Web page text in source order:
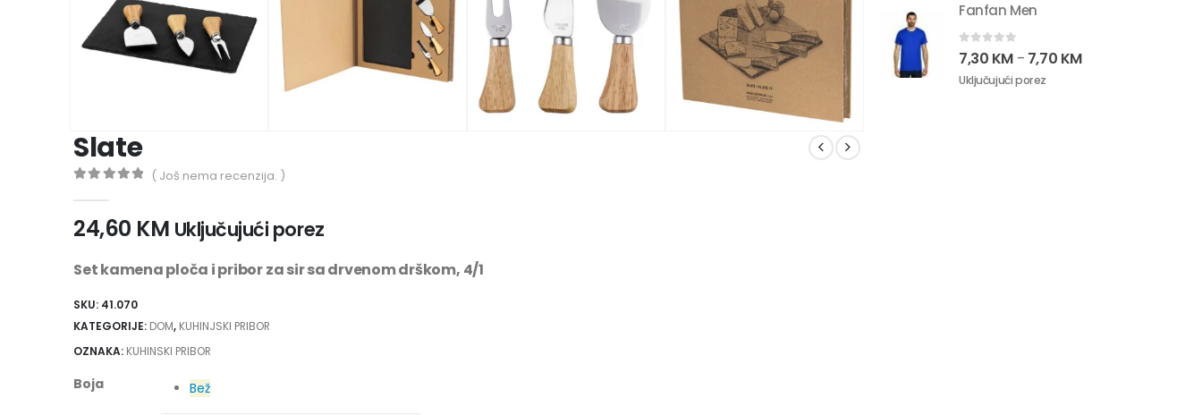
Slate
( Još nema recenzija. )
24,60 KM Uključujući porez
Set kamena ploča i pribor za sir sa drvenom drškom, 4/1
SKU: 41.070
KATEGORIJE: DOM, KUHINJSKI PRIBOR
OZNAKA: KUHINSKI PRIBOR
Boja Bež
Fanfan Men
0out of 5
7,30 KM – 7,70 KM
Uključujući porez